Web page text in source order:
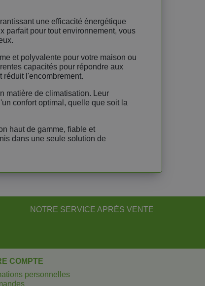
une efficacité énergétique
parfait pour tout environnement, vous
et polyvalente pour votre maison ou
capacités pour répondre aux
réduit l'encombrement.
matière de climatisation. Leur
confort optimal, quelle que soit la
haut de gamme, fiable et
dans une seule solution de
NOTRE SERVICE APRÈS VENTE
COMPTE
personnelles